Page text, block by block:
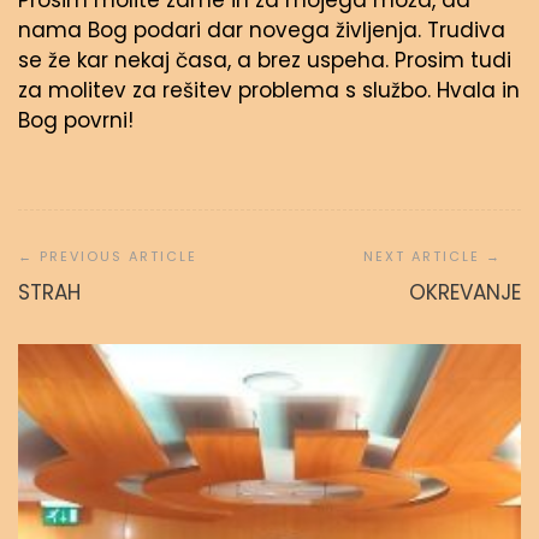
nama Bog podari dar novega življenja. Trudiva
se že kar nekaj časa, a brez uspeha. Prosim tudi
za molitev za rešitev problema s službo. Hvala in
Bog povrni!
prispevka
STRAH OKREVANJE